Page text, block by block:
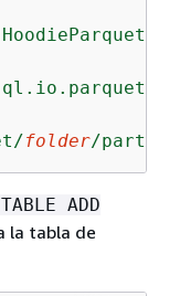
folder/
ADD
la tabla de